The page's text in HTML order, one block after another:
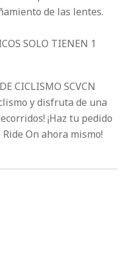
de las lentes.
SOLO TIENEN 1
CICLISMO SCVCN
y disfruta de una
¡Haz tu pedido
On ahora mismo!